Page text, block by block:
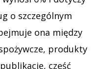
o szczególnym
ona między
produkty
część